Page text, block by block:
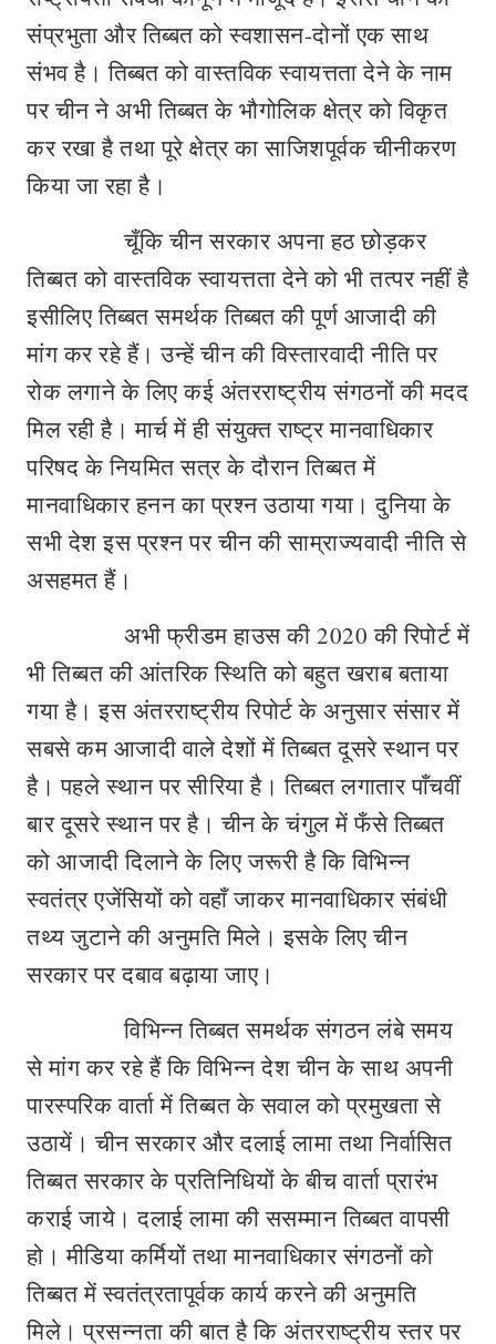
संप्रभुता और तिब्बत को स्वशासन-दोनों एक साथ
संभव है। तिब्बत को वास्तविक स्वायत्तता देने के नाम
पर चीन ने अभी तिब्बत के भौगोलिक क्षेत्र को विकृत
कर रखा है तथा पूरे क्षेत्र का साजिशपूर्वक चीनीकरण
किया जा रहा है।
चूँकि चीन सरकार अपना हठ छोड़कर
तिब्बत को वास्तविक स्वायत्तता देने को भी तत्पर नहीं है
इसीलिए तिब्बत समर्थक तिब्बत की पूर्ण आजादी की
मांग कर रहे हैं। उन्हें चीन की विस्तारवादी नीति पर
रोक लगाने के लिए कई अंतरराष्ट्रीय संगठनों की मदद
मिल रही है। मार्च में ही संयुक्त राष्ट्र मानवाधिकार
परिषद के नियमित सत्र के दौरान तिब्बत में
मानवाधिकार हनन का प्रश्न उठाया गया। दुनिया के
सभी देश इस प्रश्न पर चीन की साम्राज्यवादी नीति से
असहमत हैं।
अभी फ्रीडम हाउस की 2020 की रिपोर्ट में
भी तिब्बत की आंतरिक स्थिति को बहुत खराब बताया
गया है। इस अंतरराष्ट्रीय रिपोर्ट के अनुसार संसार में
सबसे कम आजादी वाले देशों में तिब्बत दूसरे स्थान पर
है। पहले स्थान पर सीरिया है। तिब्बत लगातार पाँचवीं
बार दूसरे स्थान पर है। चीन के चंगुल में फँसे तिब्बत
को आजादी दिलाने के लिए जरूरी है कि विभिन्न
स्वतंत्र एजेंसियों को वहाँ जाकर मानवाधिकार संबंधी
तथ्य जुटाने की अनुमति मिले। इसके लिए चीन
सरकार पर दबाव बढ़ाया जाए।
विभिन्न तिब्बत समर्थक संगठन लंबे समय
से मांग कर रहे हैं कि विभिन्न देश चीन के साथ अपनी
पारस्परिक वार्ता में तिब्बत के सवाल को प्रमुखता से
उठायें। चीन सरकार और दलाई लामा तथा निर्वासित
तिब्बत सरकार के प्रतिनिधियों के बीच वार्ता प्रारंभ
कराई जाये। दलाई लामा की ससम्मान तिब्बत वापसी
हो। मीडिया कर्मियों तथा मानवाधिकार संगठनों को
तिब्बत में स्वतंत्रतापूर्वक कार्य करने की अनुमति
मिले। प्रसन्नता की बात है कि अंतरराष्ट्रीय स्तर पर